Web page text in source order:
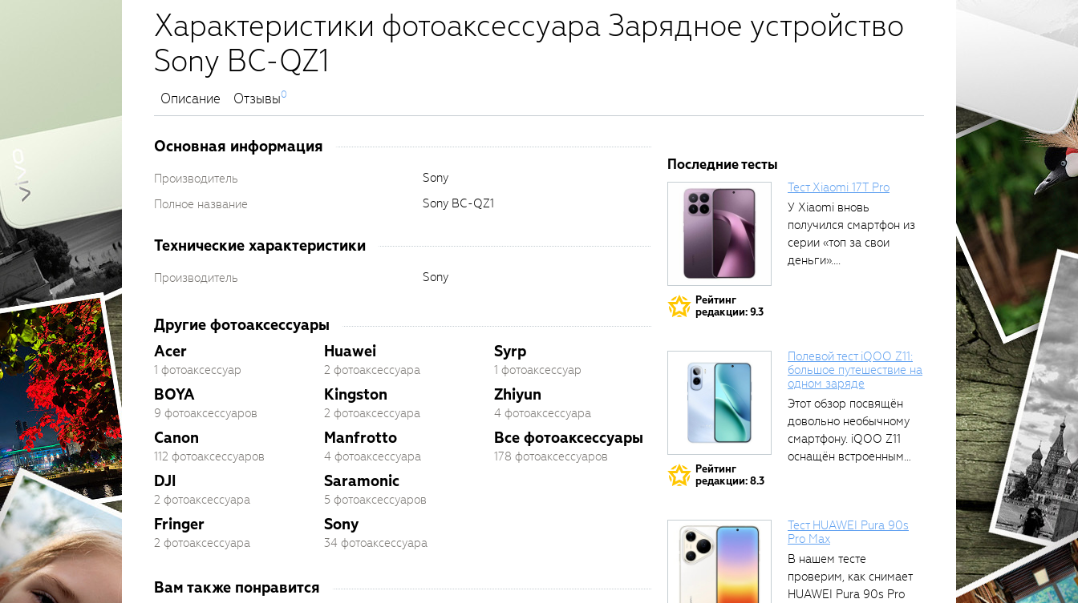
Характеристики фотоаксессуара Зарядное устройство
Sony BC-QZ1
Описание Отзывы0
Основная информация
Производитель
Sony
Полное название
Sony BC-QZ1
Технические характеристики
Производитель Sony
Другие фотоаксессуары
Acer
1 фотоаксессуар
BOYA
9 фотоаксессуаров
Canon
112 фотоаксессуаров
DJI
2 фотоаксессуара
Fringer
2 фотоаксессуара
Huawei
2 фотоаксессуара
Kingston
2 фотоаксессуара
Manfrotto
4 фотоаксессуара
Saramonic
5 фотоаксессуаров
Sony
34 фотоаксессуара
Syrp
1 фотоаксессуар
Zhiyun
4 фотоаксессуара
Все фотоаксессуары
178 фотоаксессуаров
Вам также понравится
Последние тесты
Рейтинг
редакции: 9.3
Тест Xiaomi 17T Pro
У Xiaomi вновь
получился смартфон из
серии «топ за свои
деньги»....
Рейтинг
редакции: 8.3
Полевой тест iQOO Z11:
большое путешествие на
одном заряде
Этот обзор посвящён
довольно необычному
смартфону. iQOO Z11
оснащён встроенным
Тест HUAWEI Pura 90s
Pro Max
В нашем тесте
проверим, как снимает
HUAWEI Pura 90s Pro